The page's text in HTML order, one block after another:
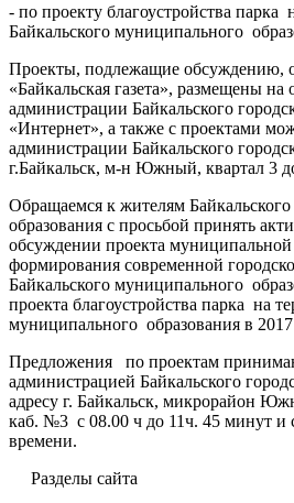
- по проекту благоустройства парка
Байкальского муниципального
Проекты, подлежащие обсуждению,
«Байкальская газета», размещены
администрации Байкальского
«Интернет», а также с проектами
администрации Байкальского
г.Байкальск, м-н Южный, квартал 3
Обращаемся к жителям
образования с просьбой принять
обсуждении проекта
формирования современной
Байкальского муниципального
проекта благоустройства парка на
муниципального образования в 2017
Предложения по проектам
администрацией Байкальского
адресу г. Байкальск, микрорайон
каб. №3 с 08.00 ч до 11ч. 45 минут и
времени.
Разделы сайта